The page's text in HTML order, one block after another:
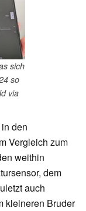
sich
so
via
den
Vergleich zum
weithin
dem
auch
kleineren Bruder